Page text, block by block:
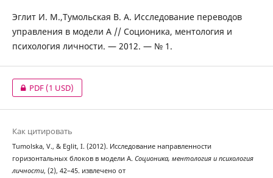
Эглит И. М.,Тумольская В. А. Исследование переводов
управления в модели А // Соционика, ментология и
психология личности. — 2012. — № 1.
PDF(1 USD)
Как цитировать
Tumolska, V., & Eglit, I. (2012). Исследование направленности
горизонтальных блоков в модели А. Соционика, ментология и психология
личности, (2), 42–45. извлечено от